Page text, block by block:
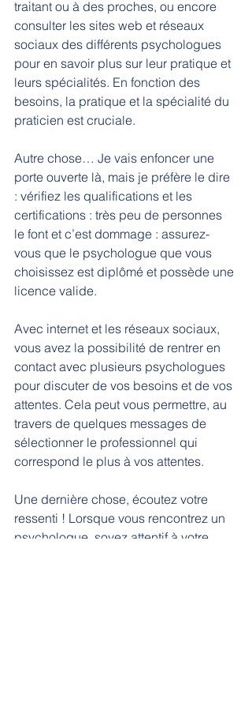
traitant ou à des proches, ou encore
consulter les sites web et réseaux
sociaux des différents psychologues
pour en savoir plus sur leur pratique et
leurs spécialités. En fonction des
besoins, la pratique et la spécialité du
praticien est cruciale.
Autre chose… Je vais enfoncer une
porte ouverte là, mais je préfère le dire
: vérifiez les qualifications et les
certifications : très peu de personnes
le font et c’est dommage : assurez-
vous que le psychologue que vous
choisissez est diplômé et possède une
licence valide.
Avec internet et les réseaux sociaux,
vous avez la possibilité de rentrer en
contact avec plusieurs psychologues
pour discuter de vos besoins et de vos
attentes. Cela peut vous permettre, au
travers de quelques messages de
sélectionner le professionnel qui
correspond le plus à vos attentes.
Une dernière chose, écoutez votre
ressenti ! Lorsque vous rencontrez un
psychologue, soyez attentif à votre